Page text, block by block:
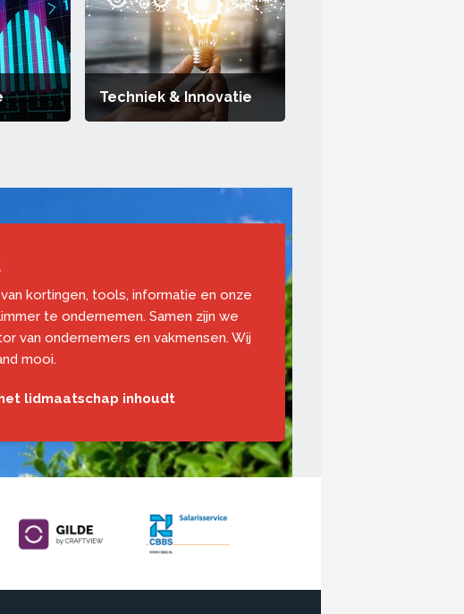
Techniek & Innovatie
kortingen, tools, informatie en onze
te ondernemen. Samen zijn we
van ondernemers en vakmensen. Wij
mooi.
lidmaatschap inhoudt